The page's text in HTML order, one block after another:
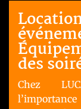
des
Chez